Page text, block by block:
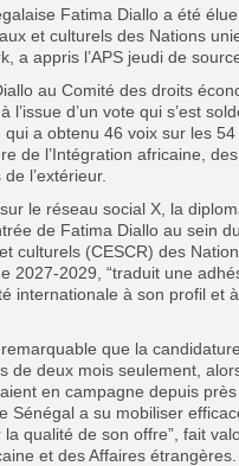
Fatima Diallo a été
et culturels des Nations
a appris l’APS jeudi de
au Comité des droits
l’issue d’un vote qui s’est
a obtenu 46 voix sur les 54
de l’Intégration africaine,
l’extérieur.
le réseau social X, la
de Fatima Diallo au sein
culturels (CESCR) des
2027-2029, “traduit une
internationale à son profil et
que la
de deux mois seulement,
en campagne depuis près
Sénégal a su mobiliser
qualité de son offre”, fait
et des Affaires étrangères.